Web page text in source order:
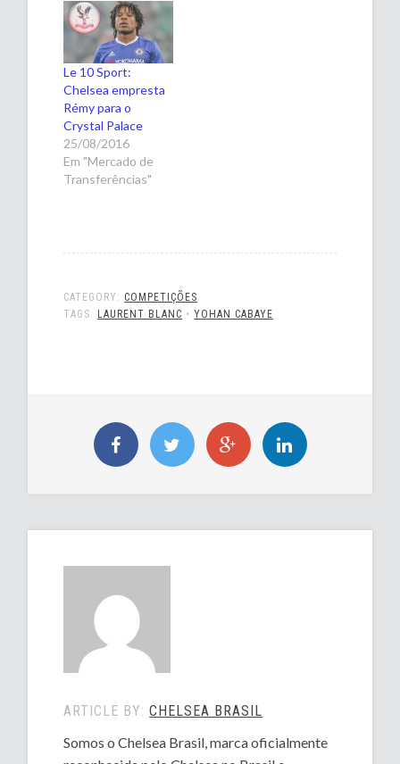
Le 10 Sport:
Chelsea empresta
Rémy para o
Crystal Palace
25/08/2016
Em "Mercado de
Transferências"
CATEGORY: COMPETIÇÕES
TAGS: LAURENT BLANC •YOHAN CABAYE
ARTICLE BY:CHELSEA BRASIL
Somos o Chelsea Brasil, marca oficialmente